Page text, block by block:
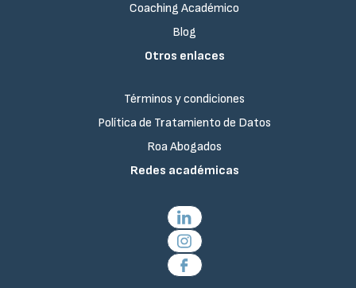
Coaching Académico
Blog
Otros enlaces
Términos y condiciones
Política de Tratamiento de Datos
Roa Abogados
Redes académicas